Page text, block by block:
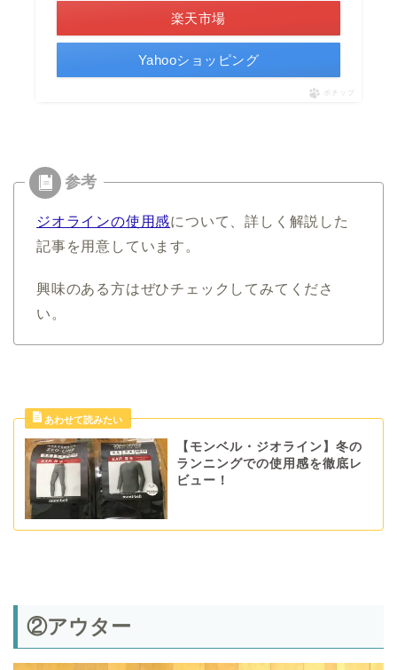
楽天市場
Yahooショッピング
ポチップ
ジオラインの使用感について、詳しく解説した
記事を用意しています。
興味のある方はぜひチェックしてみてくださ
い。
【モンベル・ジオライン】冬の
ランニングでの使用感を徹底レ
ビュー！
②アウター